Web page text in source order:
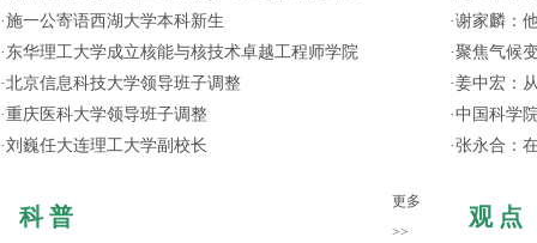
·施一公寄语西湖大学本科新生
· 东华理工大学成立核能与核技术卓越工程师学院
·北京信息科技大学领导班子调整
·重庆医科大学领导班子调整
·刘巍任大连理工大学副校长
科 普
更多
>>
·谢家麟：
·聚焦气候
·姜中宏：
·中国科学
·张永合：
观 点